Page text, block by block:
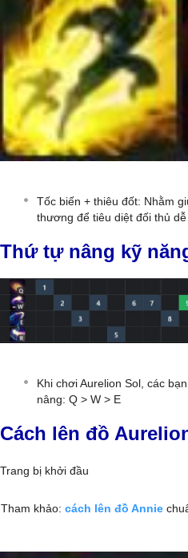
Tốc biến + thiêu đốt: Nhằm
thương để tiêu diệt đối thủ
Thứ tự nâng kỹ
Khi chơi Aurelion Sol, các
nâng: Q > W > E
Cách lên đồ
Trang bị khởi đầu
Tham khảo: cách lên đồ Annie